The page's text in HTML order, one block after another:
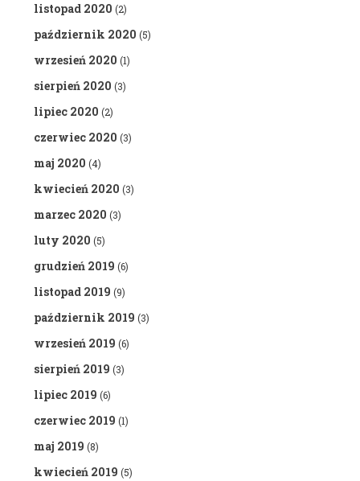
listopad 2020 (2)
październik 2020 (5)
wrzesień 2020 (1)
sierpień 2020 (3)
lipiec 2020 (2)
czerwiec 2020 (3)
maj 2020 (4)
kwiecień 2020 (3)
marzec 2020 (3)
luty 2020 (5)
grudzień 2019 (6)
listopad 2019 (9)
październik 2019 (3)
wrzesień 2019 (6)
sierpień 2019 (3)
lipiec 2019 (6)
czerwiec 2019 (1)
maj 2019 (8)
kwiecień 2019 (5)